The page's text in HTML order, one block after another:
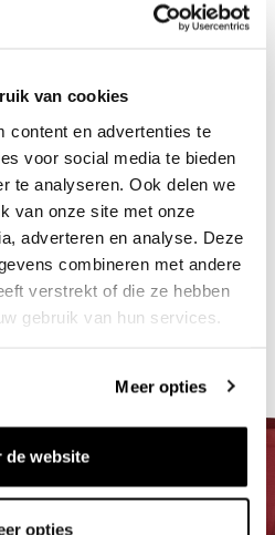
van cookies
content en advertenties te
voor social media te bieden
te analyseren. Ook delen we
van onze site met onze
adverteren en analyse. Deze
combineren met andere
verstrekt of die ze hebben
gebruik van hun services.
Meer opties
de website
opties
to help
Live chat Whatsapp
products